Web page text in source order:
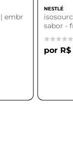
embr
NESTLÉ
sabor -
R$